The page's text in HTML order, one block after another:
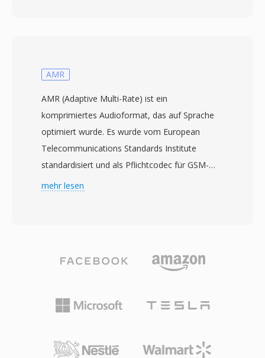
Aufnahme für beliebige
Kopfhörer dekodiert werden kann, ohne neu
gemischt werden zu müssen. AMB-Dateien
speichern in der Regel unkomprimierte PCM-
Vorteil ist die räumliche Flexibilität —
zudem elegant: Ambisonics höherer Ordnung
fügt Kanäle für erhöhte räumliche Präzision auf
Mit dem Wachstum von Virtual Reality, 360-
Ambisonics eine Renaissance und wird von
Plattformen wie YouTube für immersive
AMR
AMR (Adaptive Multi-Rate) ist ein
komprimiertes Audioformat, das auf Sprache
optimiert wurde. Es wurde vom European
Telecommunications Standards Institute
standardisiert und als Pflichtcodec für GSM-
und 3G-Mobilfunknetze übernommen. Der
Verbindungsqualität schaltet der Encoder auf
geringfügige Klarheit gegen
Uebertragungssicherheit. Dieser adaptive
definiert und stellt einen der weltweit am
mehr lesen